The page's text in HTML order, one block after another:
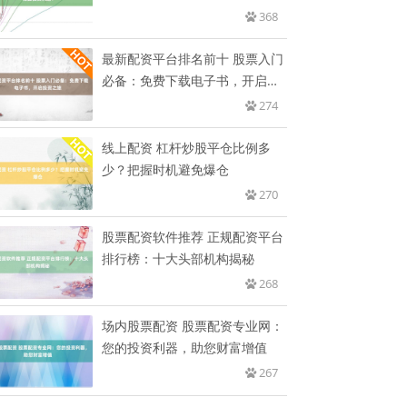
368
最新配资平台排名前十 股票入门
必备：免费下载电子书，开启投
274
线上配资 杠杆炒股平仓比例多
少？把握时机避免爆仓
270
股票配资软件推荐 正规配资平台
排行榜：十大头部机构揭秘
268
场内股票配资 股票配资专业网：
您的投资利器，助您财富增值
267